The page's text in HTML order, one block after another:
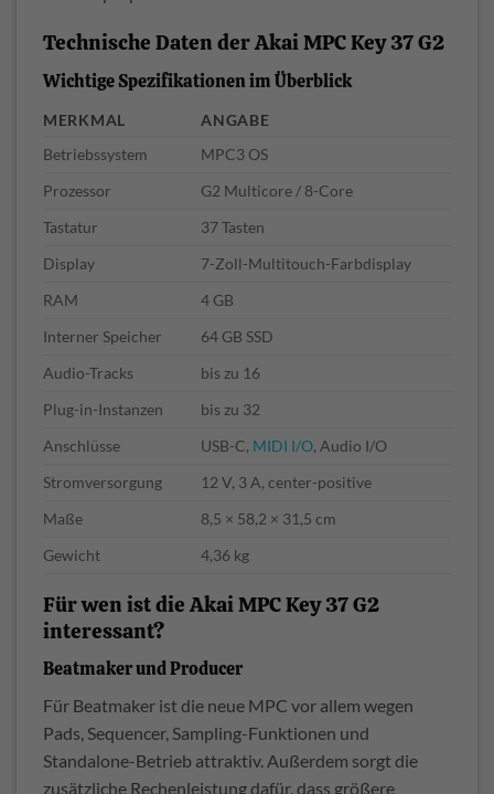
Technische Daten der Akai MPC Key 37 G2
Wichtige Spezifikationen im Überblick
MERKMAL
ANGABE
Betriebssystem
MPC3 OS
Prozessor
G2 Multicore / 8-Core
Tastatur
37 Tasten
Display
7-Zoll-Multitouch-Farbdisplay
RAM
4 GB
Interner Speicher
64 GB SSD
Audio-Tracks
bis zu 16
Plug-in-Instanzen
bis zu 32
Anschlüsse
USB-C, MIDI I/O, Audio I/O
Stromversorgung
12 V, 3 A, center-positive
Maße
8,5 × 58,2 × 31,5 cm
Gewicht
4,36 kg
Für wen ist die Akai MPC Key 37 G2
interessant?
Beatmaker und Producer
Für Beatmaker ist die neue MPC vor allem wegen
Pads, Sequencer, Sampling-Funktionen und
Standalone-Betrieb attraktiv. Außerdem sorgt die
zusätzliche Rechenleistung dafür, dass größere